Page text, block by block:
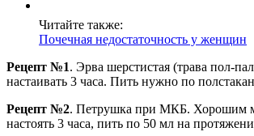
Читайте также:
Почечная недостаточность у женщин
Рецепт №1. Эрва шерстистая (трава пол-
настаивать 3 часа. Пить нужно по
Рецепт №2. Петрушка при МКБ. Хорошим
настоять 3 часа, пить по 50 мл на